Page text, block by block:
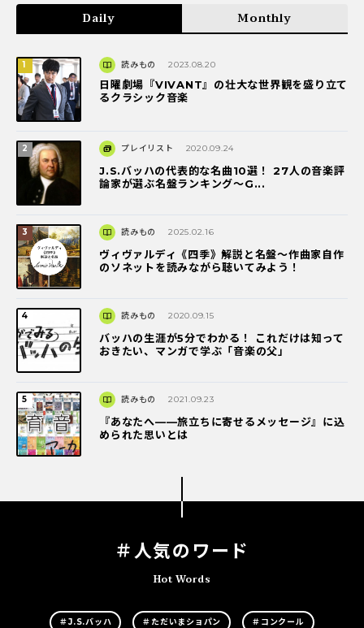
Daily Monthly
読みもの 2023.08.20
日曜劇場『VIVANT』の壮大な世界観を盛り立て
るクラシック音楽
プレイリスト 2020.09.24
J.S.バッハの代表的な名曲10選！ 27人の音楽評
論家が選ぶ名盤ランキング〜G...
読みもの 2025.02.16
ヴィヴァルディ《四季》解説と名盤～作曲家自作
のソネットを読みながら聴いてみよう！
読みもの 2020.09.15
バッハの生涯が5分でわかる！ これだけは知って
おきたい、マンガで学ぶ「音楽の父」
読みもの 2021.09.23
『あなたへ――旅立ちに寄せるメッセージ』に込
められた思いとは
＃人気のワード
Hot Words
＃J.S.バッハ ＃ただいまショパン ＃コンクール